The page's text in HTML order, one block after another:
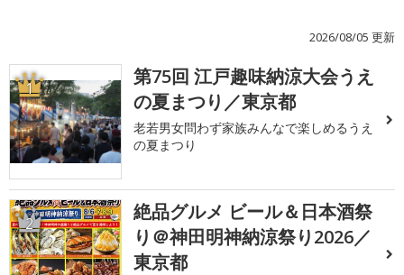
2026/08/05 更新
1
第75回 江戸趣味納涼大会うえ
の夏まつり／東京都
老若男女問わず家族みんなで楽しめるうえ
の夏まつり
2
絶品グルメ ビール＆日本酒祭
り＠神田明神納涼祭り2026／
東京都